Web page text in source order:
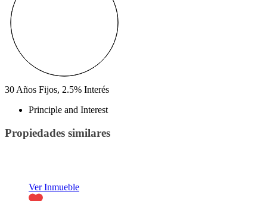
30 Años Fijos, 2.5% Interés
Principle and Interest
Propiedades similares
Ver Inmueble